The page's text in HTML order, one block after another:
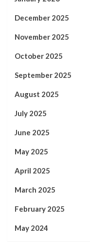
December 2025
November 2025
October 2025
September 2025
August 2025
July 2025
June 2025
May 2025
April 2025
March 2025
February 2025
May 2024